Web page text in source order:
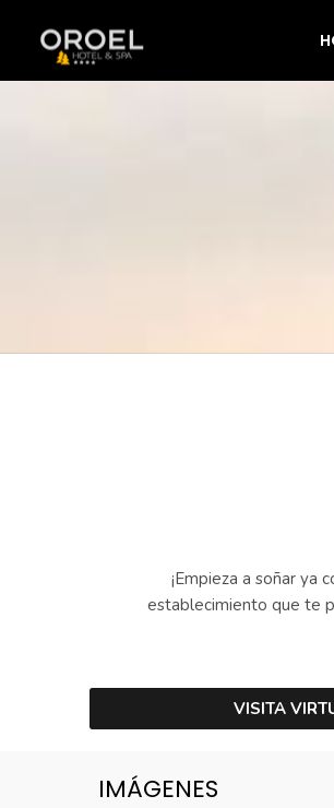
¡Empieza a soñar
establecimiento que te
VISITA
IMÁGENES